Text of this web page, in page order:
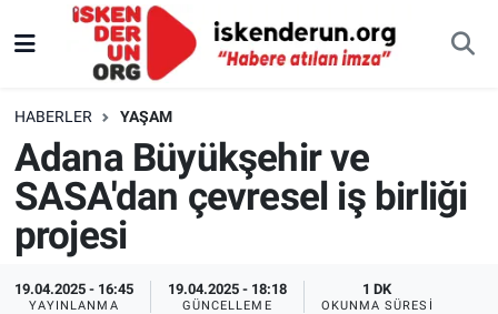
HABERLER YAŞAM
Adana Büyükşehir ve
SASA'dan çevresel iş birliği
projesi
19.04.2025 - 16:45
YAYINLANMA
19.04.2025 - 18:18
GÜNCELLEME
1 DK
OKUNMA SÜRESI